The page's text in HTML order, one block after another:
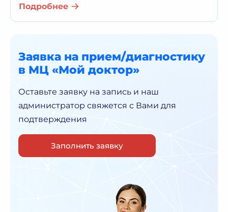
Подробнее
Заявка на прием/диагностику
в МЦ «Мой доктор»
Оставьте заявку на запись и наш
администратор свяжется с Вами для
подтверждения
Заполнить заявку